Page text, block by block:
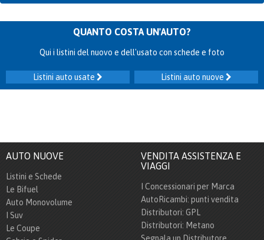
QUANTO COSTA UN'AUTO?
Qui i listini del nuovo e dell'usato con schede e foto
Listini auto nuove
Listini auto usate
AUTO NUOVE
Listini e Schede
Le Bifuel
Auto Monovolume
I Suv
Le Coupe
VENDITA ASSISTENZA E
VIAGGI
I Concessionari per Marca
AutoRicambi: punti vendita
Distributori: GPL
Distributori: Metano